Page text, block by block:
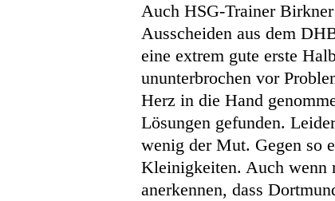
Auch HSG-Trainer
Ausscheiden aus dem
eine extrem gute erste
ununterbrochen vor
Herz in die Hand
Lösungen gefunden.
wenig der Mut. Gegen so
Kleinigkeiten. Auch wenn
anerkennen, dass